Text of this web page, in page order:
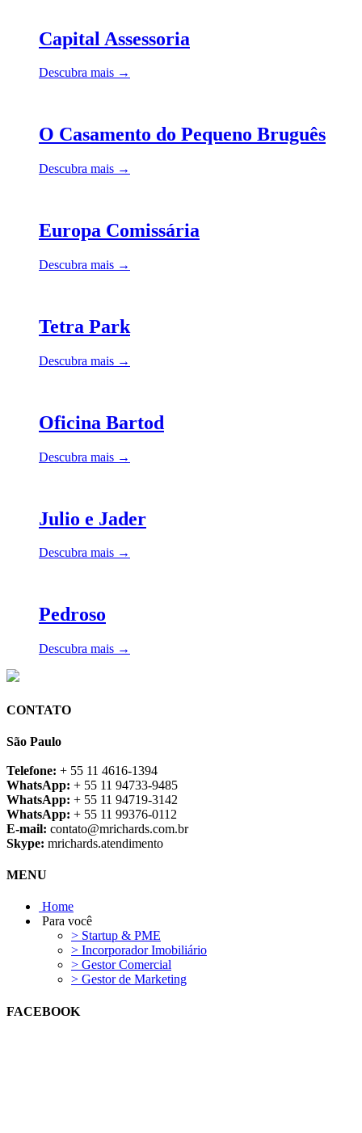
Capital Assessoria
Descubra mais →
O Casamento do Pequeno Bruguês
Descubra mais →
Europa Comissária
Descubra mais →
Tetra Park
Descubra mais →
Oficina Bartod
Descubra mais →
Julio e Jader
Descubra mais →
Pedroso
Descubra mais →
CONTATO
São Paulo
Telefone: + 55 11 4616-1394
WhatsApp: + 55 11 94733-9485
WhatsApp: + 55 11 94719-3142
WhatsApp: + 55 11 99376-0112
E-mail: contato@mrichards.com.br
Skype: mrichards.atendimento
MENU
Home
Para você
> Startup & PME
> Incorporador Imobiliário
> Gestor Comercial
> Gestor de Marketing
FACEBOOK